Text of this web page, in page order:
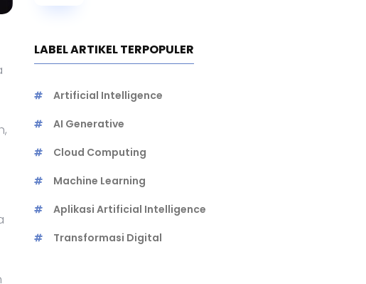
Fungsi Dan Fiturnya
29 Sep 2024 14.23 WIB
Top 10 Aplikasi AI Paling Sering
Dipakai, ChatGPT Paling Populer
02 Mei 2024 19.17 WIB
LABEL ARTIKEL TERPOPULER